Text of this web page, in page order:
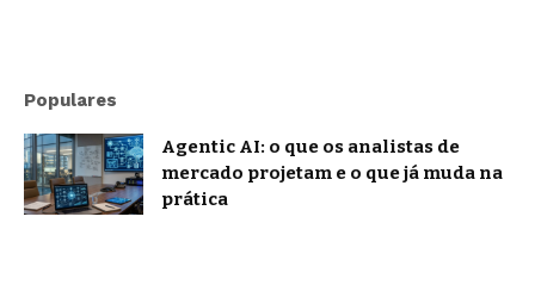
Populares
Agentic AI: o que os analistas de
mercado projetam e o que já muda na
prática